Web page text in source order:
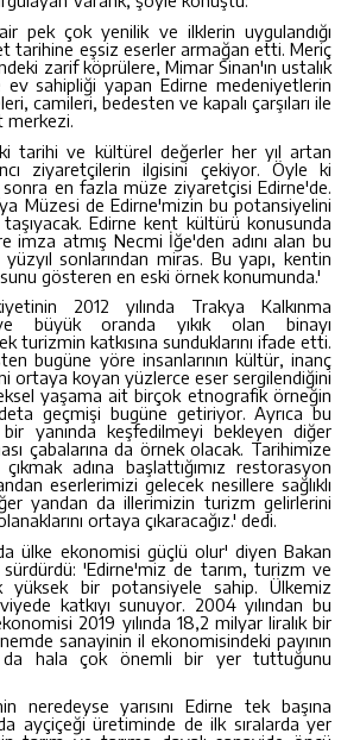
pek çok yenilik ve ilklerin uygulandığı
tarihine eşsiz eserler armağan etti. Meriç
zarif köprülere, Mimar Sinan'ın ustalık
ev sahipliği yapan Edirne medeniyetlerin
camileri, bedesten ve kapalı çarşıları ile
merkezi.
tarihi ve kültürel değerler her yıl artan
ziyaretçilerin ilgisini çekiyor. Öyle ki
en fazla müze ziyaretçisi Edirne'de.
Müzesi de Edirne'mizin bu potansiyelini
Edirne kent kültürü konusunda
imza atmış Necmi İğe'den adını alan bu
sonlarından miras. Bu yapı, kentin
gösteren en eski örnek konumunda.'
2012 yılında Trakya Kalkınma
büyük oranda yıkık olan binayı
turizmin katkısına sunduklarını ifade etti.
bugüne yöre insanlarının kültür, inanç
ortaya koyan yüzlerce eser sergilendiğini
yaşama ait birçok etnografik örneğin
geçmişi bugüne getiriyor. Ayrıca bu
yanında keşfedilmeyi bekleyen diğer
çabalarına da örnek olacak. Tarihimize
adına başlattığımız restorasyon
eserlerimizi gelecek nesillere sağlıklı
yandan da illerimizin turizm gelirlerini
ortaya çıkaracağız.' dedi.
ülke ekonomisi güçlü olur' diyen Bakan
'Edirne'miz de tarım, turizm ve
yüksek bir potansiyele sahip. Ülkemiz
katkıyı sunuyor. 2004 yılından bu
2019 yılında 18,2 milyar liralık bir
sanayinin il ekonomisindeki payının
da hala çok önemli bir yer tuttuğunu
neredeyse yarısını Edirne tek başına
ayçiçeği üretiminde de ilk sıralarda yer